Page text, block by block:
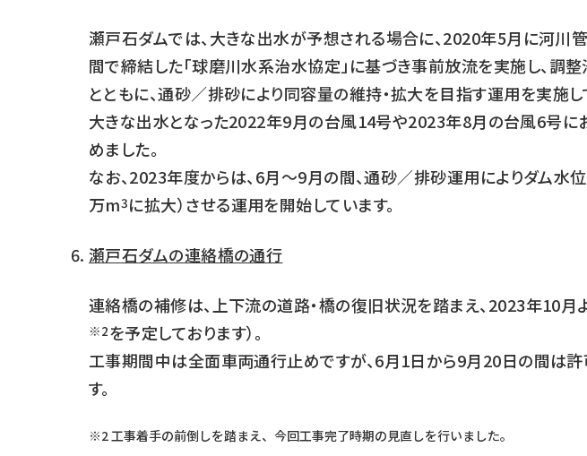
瀬戸石ダムでは、大きな出水が予想される場合に、2020年5月に河川
間で締結した「球磨川水系治水協定」に基づき事前放流を実施し、調
とともに、通砂／排砂により同容量の維持・拡大を目指す運用を実施し
大きな出水となった2022年9月の台風14号や2023年8月の台風6号に
めました。
なお、2023年度からは、6月～9月の間、通砂／排砂運用によりダム水
万m3に拡大）させる運用を開始しています。
瀬戸石ダムの連絡橋の通行
連絡橋の補修は、上下流の道路・橋の復旧状況を踏まえ、2023年10月
※2を予定しております）。
工事期間中は全面車両通行止めですが、6月1日から9月20日の間は
す。
※2 工事着手の前倒しを踏まえ、今回工事完了時期の見直しを行いました。